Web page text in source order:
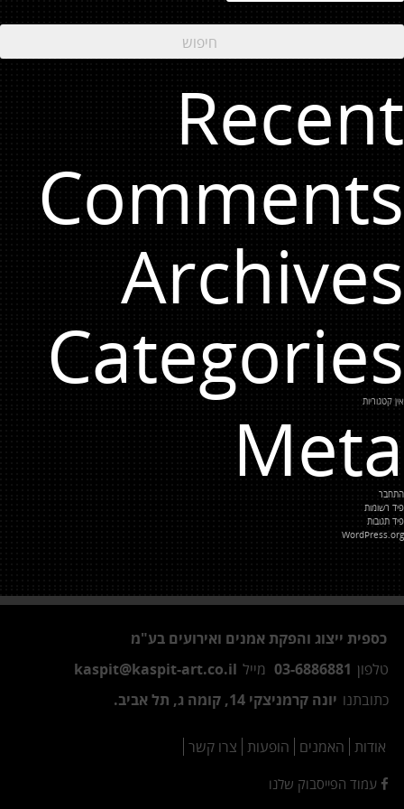
Recent
Comments
Archives
Categories
אין קטגוריות
Meta
התחבר
פיד רשומות
פיד תגובות
WordPress.org
כספית ייצוג והפקת אמנים ואירועים בע"מ
טלפון 03-6886881 מייל kaspit@kaspit-art.co.il
כתובתנו יונה קרמניצקי 14, קומה ג, תל אביב.
אודות האמנים הופעות צרו קשר
עמוד הפייסבוק שלנו